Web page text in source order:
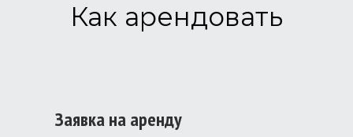
Как арендовать
Заявка на аренду